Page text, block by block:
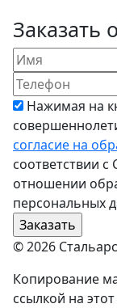
Заказать
Нажимая на
согласие на
соответствии
отношении
персональных
© 2026
Копирование
ссылкой на